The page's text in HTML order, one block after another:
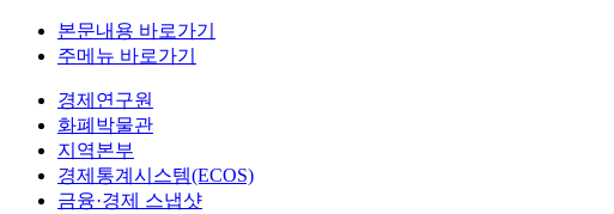
본문내용 바로가기
주메뉴 바로가기
경제연구원
화폐박물관
지역본부
경제통계시스템(ECOS)
금융·경제 스냅샷